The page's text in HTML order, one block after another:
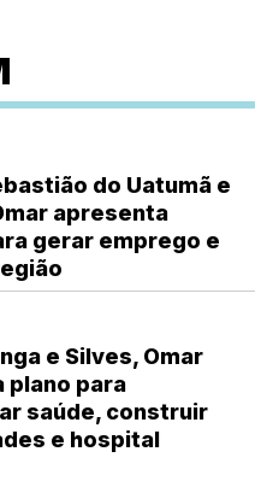
do Uatumã e
apresenta
gerar emprego e
e Silves, Omar
plano para
saúde, construir
e hospital